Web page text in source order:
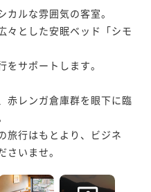
カルな雰囲気の客室。
々とした安眠ベッド「シモ
サポートします。
赤レンガ倉庫群を眼下に臨
旅行はもとより、ビジネ
さいませ。